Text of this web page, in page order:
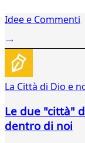
2Idee e Commenti
La Città di Dio e
Le due "città"
dentro di noi